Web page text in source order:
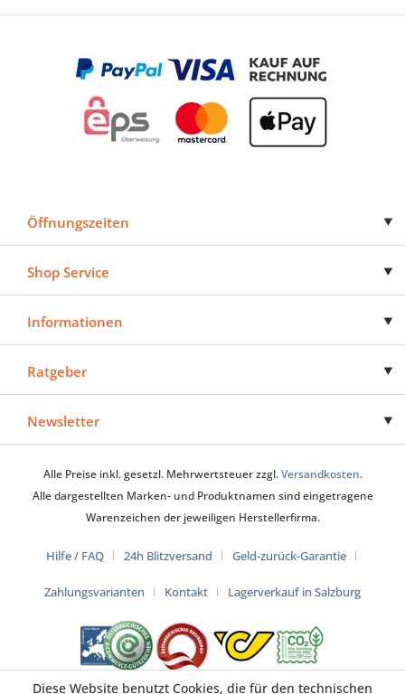
Öffnungszeiten
Shop Service
Informationen
Ratgeber
Newsletter
Alle Preise inkl. gesetzl. Mehrwertsteuer zzgl.Versandkosten.
Alle dargestellten Marken- und Produktnamen sind eingetragene
Warenzeichen der jeweiligen Herstellerfirma.
Hilfe / FAQ 24h Blitzversand Geld-zurück-Garantie
Zahlungsvarianten Kontakt Lagerverkauf in Salzburg
Diese Website benutzt Cookies, die für den technischen